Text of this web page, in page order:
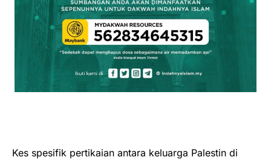
Kes spesifik pertikaian antara keluarga Palestin di